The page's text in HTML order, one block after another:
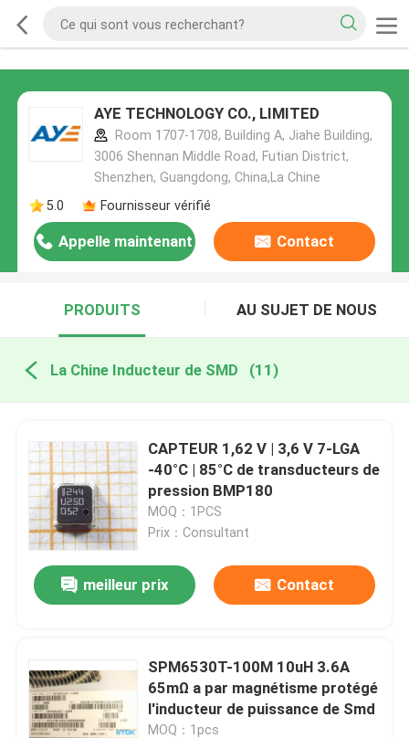
AYE TECHNOLOGY CO., LIMITED
Room 1707-1708, Building A, Jiahe Building,
3006 Shennan Middle Road, Futian District,
Shenzhen, Guangdong, China,La Chine
5.0
Fournisseur vérifié
Appelle maintenant Contact
PRODUITS AU SUJET DE NOUS
La Chine Inducteur de SMD (11)
CAPTEUR 1,62 V | 3,6 V 7-LGA
-40°C | 85°C de transducteurs de
pression BMP180
MOQ：1PCS
Prix：Consultant
meilleur prix Contact
SPM6530T-100M 10uH 3.6A
65mΩ a par magnétisme protégé
l'inducteur de puissance de Smd
MOQ：1pcs